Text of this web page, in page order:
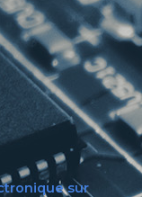
sur